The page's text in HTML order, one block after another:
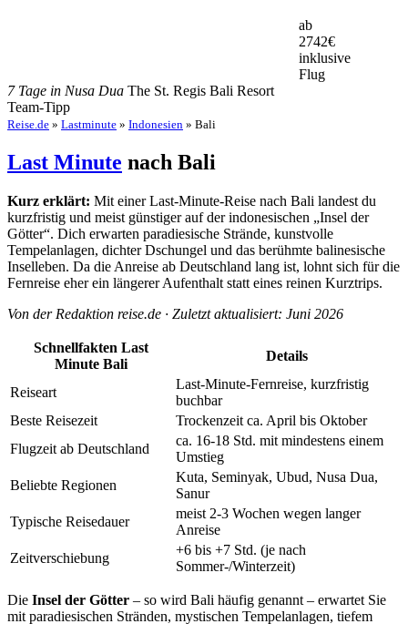
ab
2742€
inklusive
Flug
7 Tage in Nusa Dua The St. Regis Bali Resort
Team-Tipp
Reise.de » Lastminute » Indonesien » Bali
Last Minute nach Bali
Kurz erklärt: Mit einer Last-Minute-Reise nach Bali landest du
kurzfristig und meist günstiger auf der indonesischen „Insel der
Götter“. Dich erwarten paradiesische Strände, kunstvolle
Tempelanlagen, dichter Dschungel und das berühmte balinesische
Inselleben. Da die Anreise ab Deutschland lang ist, lohnt sich für die
Fernreise eher ein längerer Aufenthalt statt eines reinen Kurztrips.
Von der Redaktion reise.de · Zuletzt aktualisiert: Juni 2026
Schnellfakten Last
Minute Bali
Details
Reiseart
Last-Minute-Fernreise, kurzfristig
buchbar
Beste Reisezeit
Trockenzeit ca. April bis Oktober
Flugzeit ab Deutschland
ca. 16-18 Std. mit mindestens einem
Umstieg
Beliebte Regionen
Kuta, Seminyak, Ubud, Nusa Dua,
Sanur
Typische Reisedauer
meist 2-3 Wochen wegen langer
Anreise
Zeitverschiebung
+6 bis +7 Std. (je nach
Sommer-/Winterzeit)
Die Insel der Götter – so wird Bali häufig genannt – erwartet Sie
mit paradiesischen Stränden, mystischen Tempelanlagen, tiefem